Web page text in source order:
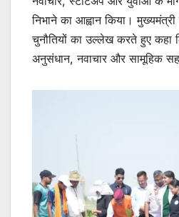
निभाने का आह्वान किया। मुख्यमंत्री
चुनौतियों का उल्लेख करते हुए कहा
अनुसंधान, नवाचार और सामूहिक